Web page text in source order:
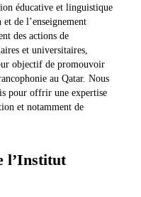
éducative et linguistique
de l’enseignement
des actions de
et universitaires,
objectif de promouvoir
au Qatar. Nous
pour offrir une expertise
et notamment de
l’Institut